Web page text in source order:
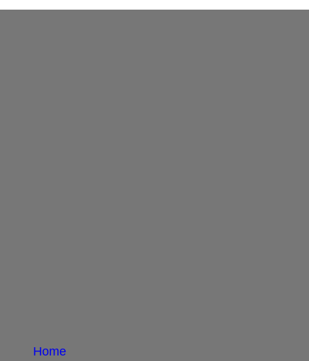
Home